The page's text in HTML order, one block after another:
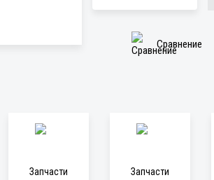
Сравнение
Запчасти Запчасти